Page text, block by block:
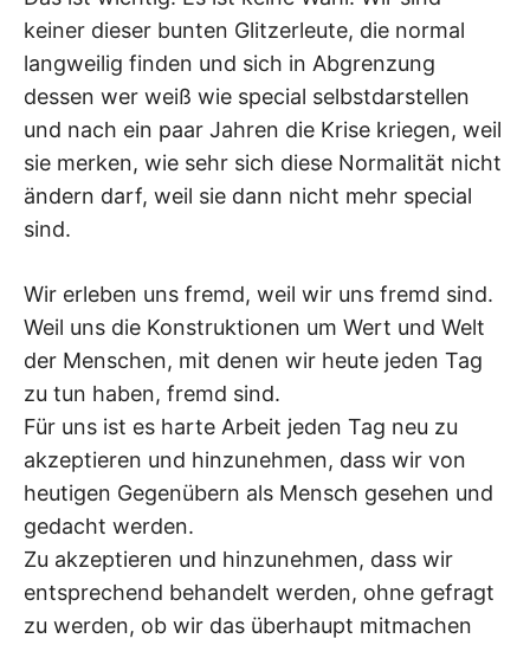
keiner dieser bunten Glitzerleute, die normal
langweilig finden und sich in Abgrenzung
dessen wer weiß wie special selbstdarstellen
und nach ein paar Jahren die Krise kriegen, weil
sie merken, wie sehr sich diese Normalität nicht
ändern darf, weil sie dann nicht mehr special
sind.
Wir erleben uns fremd, weil wir uns fremd sind.
Weil uns die Konstruktionen um Wert und Welt
der Menschen, mit denen wir heute jeden Tag
zu tun haben, fremd sind.
Für uns ist es harte Arbeit jeden Tag neu zu
akzeptieren und hinzunehmen, dass wir von
heutigen Gegenübern als Mensch gesehen und
gedacht werden.
Zu akzeptieren und hinzunehmen, dass wir
entsprechend behandelt werden, ohne gefragt
zu werden, ob wir das überhaupt mitmachen